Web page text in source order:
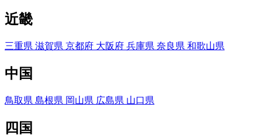
近畿
三重県 滋賀県 京都府 大阪府 兵庫県 奈良県 和歌山県
中国
鳥取県 島根県 岡山県 広島県 山口県
四国